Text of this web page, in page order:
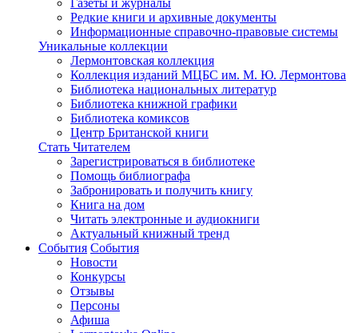
Газеты и журналы
Редкие книги и архивные документы
Информационные справочно-правовые системы
Уникальные коллекции
Лермонтовская коллекция
Коллекция изданий МЦБС им. М. Ю. Лермонтова
Библиотека национальных литератур
Библиотека книжной графики
Библиотека комиксов
Центр Британской книги
Стать Читателем
Зарегистрироваться в библиотеке
Помощь библиографа
Забронировать и получить книгу
Книга на дом
Читать электронные и аудиокниги
Актуальный книжный тренд
События События
Новости
Конкурсы
Отзывы
Персоны
Афиша